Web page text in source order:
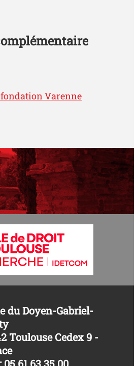
Varenne
du Doyen-Gabriel-
Toulouse Cedex 9 -
05 61 63 35 00